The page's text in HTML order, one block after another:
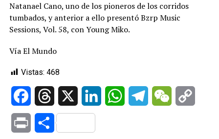
Natanael Cano, uno de los pioneros de los corridos
tumbados, y anterior a ello presentó Bzrp Music
Sessions, Vol. 58, con Young Miko.
Vía El Mundo
Vistas: 468
FacebookThreads LinkedIn WhatsAppTelegramWeChat
Print Compartir